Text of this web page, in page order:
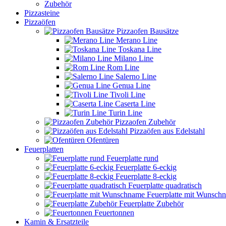
Zubehör
Pizzasteine
Pizzaöfen
Pizzaofen Bausätze
Merano Line
Toskana Line
Milano Line
Rom Line
Salerno Line
Genua Line
Tivoli Line
Caserta Line
Turin Line
Pizzaofen Zubehör
Pizzaöfen aus Edelstahl
Ofentüren
Feuerplatten
Feuerplatte rund
Feuerplatte 6-eckig
Feuerplatte 8-eckig
Feuerplatte quadratisch
Feuerplatte mit
Feuerplatte Zubehör
Feuertonnen
Kamin & Ersatzteile